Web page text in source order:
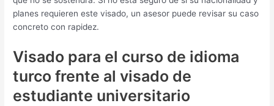
planes requieren este visado, un asesor puede revisar su caso
concreto con rapidez.
Visado para el curso de idioma
turco frente al visado de
estudiante universitario